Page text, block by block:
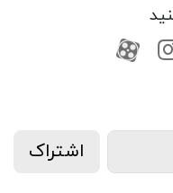
آپارات
کانال آپارات
اشتراک